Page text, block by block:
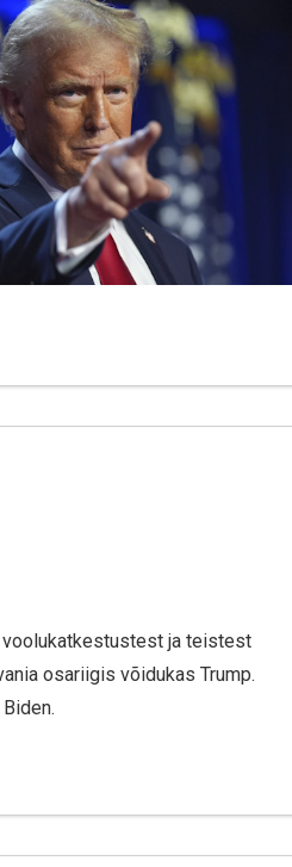
ja teistest
osariigis võidukas Trump.